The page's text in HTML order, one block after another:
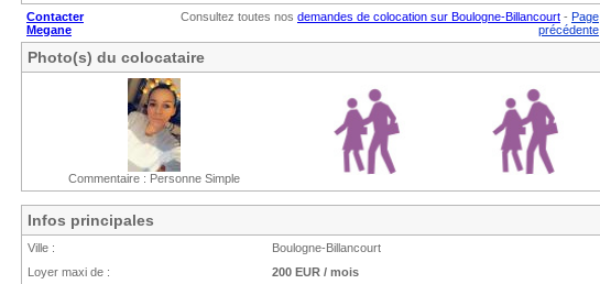
Contacter
Megane
Consultez toutes nos demandes de colocation sur Boulogne-Billancourt - Page
précédente
Photo(s) du colocataire
Commentaire : Personne Simple
Infos principales
Ville :
Boulogne-Billancourt
Loyer maxi de :
200 EUR / mois